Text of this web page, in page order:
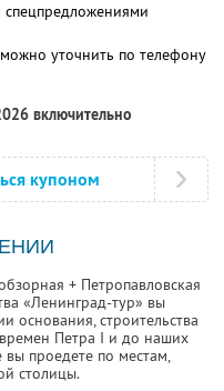
спецпредложениями
уточнить по телефону
включительно
купоном
+ Петропавловская
«Ленинград-тур» вы
основания, строительства
Петра I и до наших
проедете по местам,
столицы.